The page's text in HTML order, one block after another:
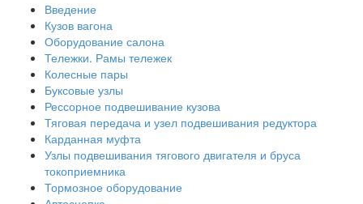
Введение
Кузов вагона
Оборудование салона
Тележки. Рамы тележек
Колесные пары
Буксовые узлы
Рессорное подвешивание кузова
Тяговая передача и узел подвешивания редуктора
Карданная муфта
Узлы подвешивания тягового двигателя и бруса
токоприемника
Тормозное оборудование